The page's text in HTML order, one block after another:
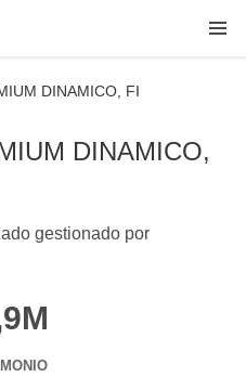
DINAMICO, FI
DINAMICO,
gestionado por